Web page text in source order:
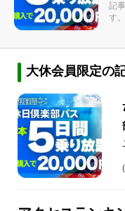
記
す。
大休会員限定の